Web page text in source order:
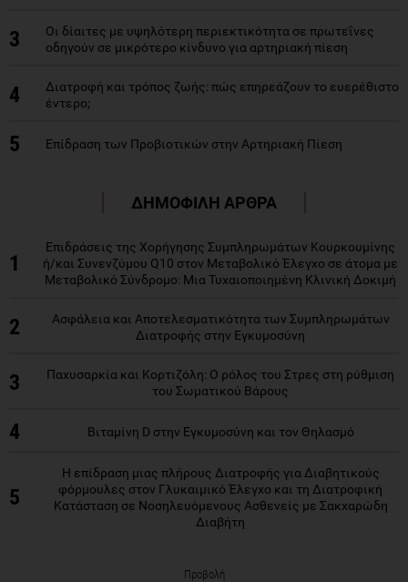
3
Οι δίαιτες με υψηλότερη περιεκτικότητα σε πρωτεΐνες
οδηγούν σε μικρότερο κίνδυνο για αρτηριακή πίεση
4
Διατροφή και τρόπος ζωής: πώς επηρεάζουν το ευερέθιστο
έντερο;
5 Επίδραση των Προβιοτικών στην Αρτηριακή Πίεση
ΔΗΜΟΦΙΛΗ ΑΡΘΡΑ
1
Επιδράσεις της Χορήγησης Συμπληρωμάτων Κουρκουμίνης
ή/και Συνενζύμου Q10 στον Μεταβολικό Έλεγχο σε άτομα με
Μεταβολικό Σύνδρομο: Μια Τυχαιοποιημένη Κλινική Δοκιμή
2
Ασφάλεια και Αποτελεσματικότητα των Συμπληρωμάτων
Διατροφής στην Εγκυμοσύνη
3
Παχυσαρκία και Κορτιζόλη: Ο ρόλος του Στρες στη ρύθμιση
του Σωματικού Βάρους
4 Βιταμίνη D στην Εγκυμοσύνη και τον Θηλασμό
5
Η επίδραση μιας πλήρους Διατροφής για Διαβητικούς
φόρμουλες στον Γλυκαιμικό Έλεγχο και τη Διατροφική
Κατάσταση σε Νοσηλευόμενους Ασθενείς με Σακχαρώδη
Διαβήτη
Προβολή